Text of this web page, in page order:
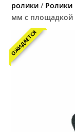
ролики /
мм с площадкой
ОЖИДАЕТСЯ